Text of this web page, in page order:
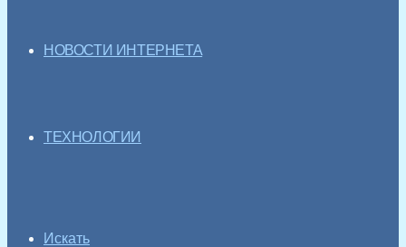
НОВОСТИ ИНТЕРНЕТА
ТЕХНОЛОГИИ
Искать